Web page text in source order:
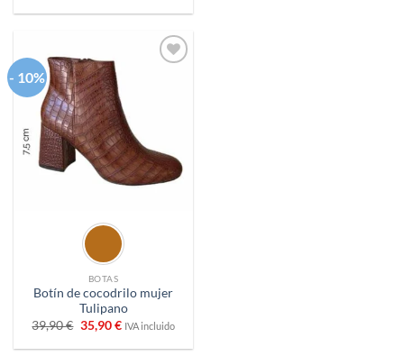
- 10%
BOTAS
Botín de cocodrilo mujer
Tulipano
39,90€ El
precio
original
35,90€El
actual
IVA incluido